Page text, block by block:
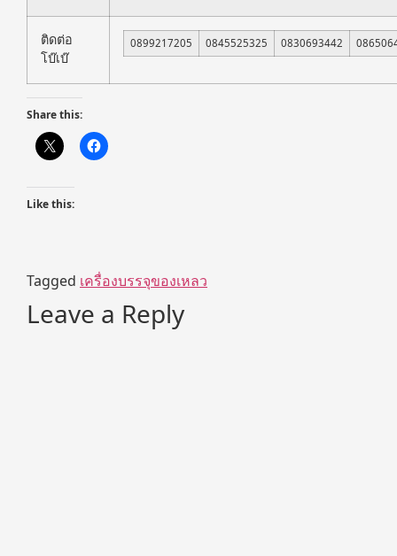
ติดต่อ
โบ๊เบ๊
0899217205 0845525325 0830693442
Share this:
Like this:
Tagged เครื่องบรรจุของเหลว
Leave a Reply